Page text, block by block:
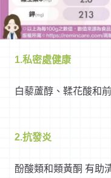
1.私密處健康
白藜蘆醇、鞣花酸和
2.抗發炎
酚酸類和類黃酮 有助